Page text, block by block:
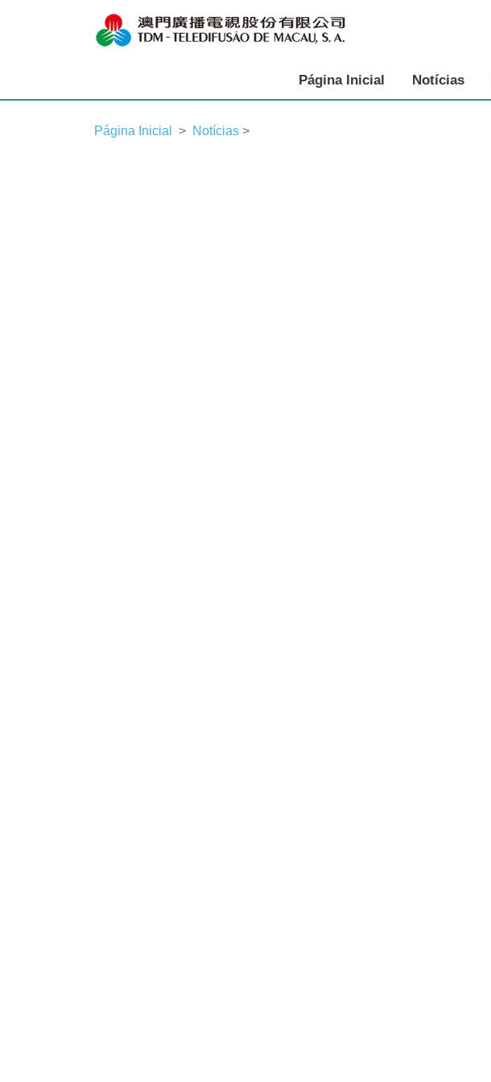
Página Inicial Notícias
Página Inicial Notícias >